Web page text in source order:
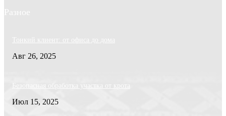
Разное
Тонкий клиент: от офиса до дома
Авг 26, 2025
Безопасная обработка участка от крота
Июл 15, 2025